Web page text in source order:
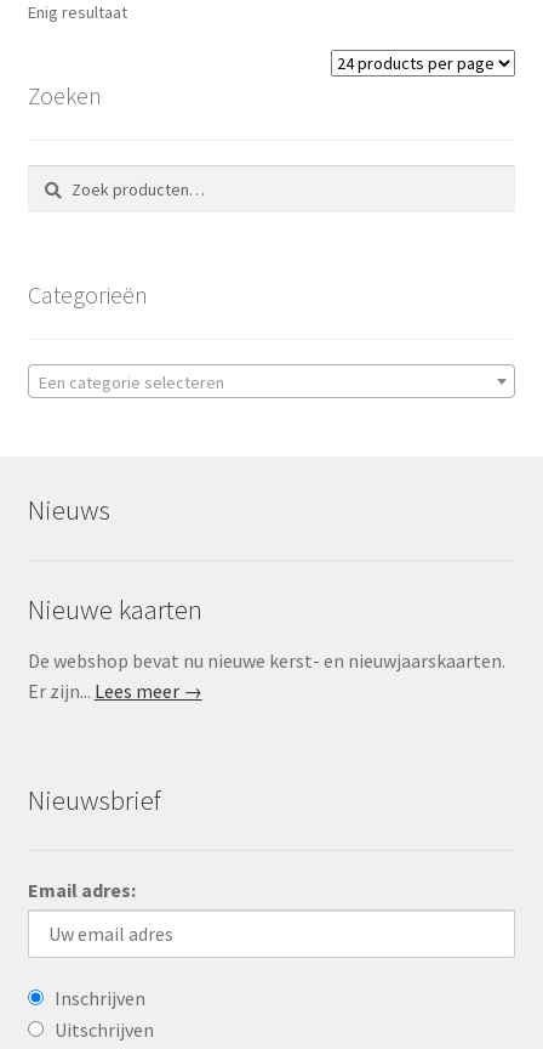
Enig resultaat
Zoeken
Zoeken
naar:
Zoeken
Categorieën
Een categorie selecteren
Nieuws
Nieuwe kaarten
De webshop bevat nu nieuwe kerst- en nieuwjaarskaarten.
Er zijn... Lees meer →
Nieuwsbrief
Email adres:
Inschrijven
Uitschrijven